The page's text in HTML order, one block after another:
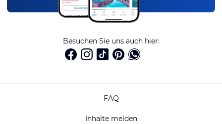
Besuchen Sie uns auch hier:
FAQ
Inhalte melden